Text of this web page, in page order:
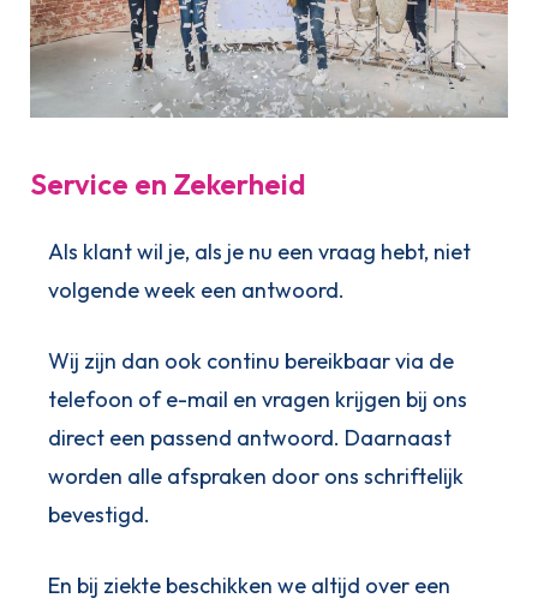
Service en Zekerheid
Als klant wil je, als je nu een vraag hebt, niet
volgende week een antwoord.
Wij zijn dan ook continu bereikbaar via de
telefoon of e-mail en vragen krijgen bij ons
direct een passend antwoord. Daarnaast
worden alle afspraken door ons schriftelijk
bevestigd.
En bij ziekte beschikken we altijd over een